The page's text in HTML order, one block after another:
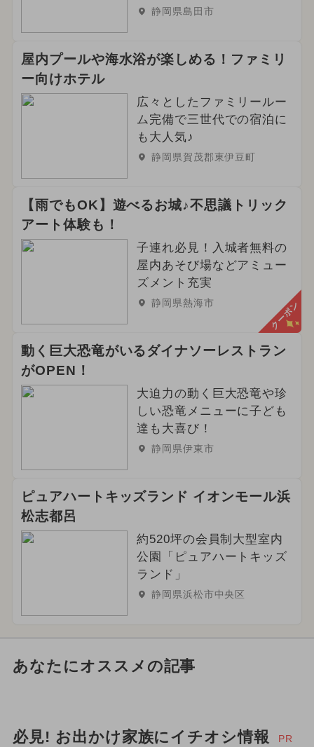
静岡県島田市
屋内プールや海水浴が楽しめる！ファミリ
ー向けホテル
広々としたファミリールー
ム完備で三世代での宿泊に
も大人気♪
静岡県賀茂郡東伊豆町
【雨でもOK】遊べるお城♪不思議トリック
アート体験も！
子連れ必見！入城者無料の
屋内あそび場などアミュー
ズメント充実
静岡県熱海市 クーポン
動く巨大恐竜がいるダイナソーレストラン
がOPEN！
大迫力の動く巨大恐竜や珍
しい恐竜メニューに子ども
達も大喜び！
静岡県伊東市
ピュアハートキッズランド イオンモール浜
松志都呂
約520坪の会員制大型室内
公園「ピュアハートキッズ
ランド」
静岡県浜松市中央区
あなたにオススメの記事
必見! お出かけ家族にイチオシ情報 PR